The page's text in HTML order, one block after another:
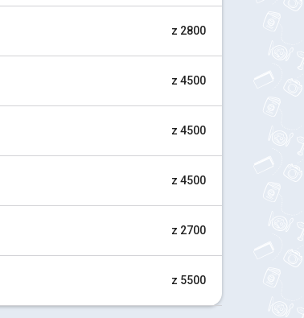
z 2800
z 4500
z 4500
z 4500
z 2700
z 5500